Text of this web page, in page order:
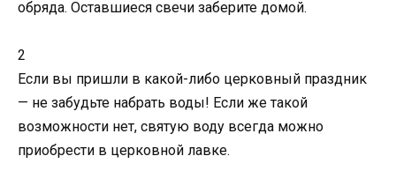
обряда. Оставшиеся свечи заберите домой.
2
Если вы пришли в какой-либо церковный праздник
— не забудьте набрать воды! Если же такой
возможности нет, святую воду всегда можно
приобрести в церковной лавке.